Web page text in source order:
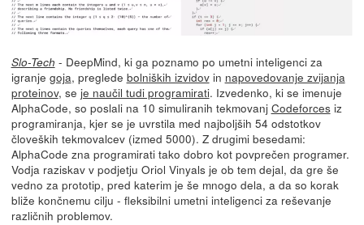
Slo-Tech - DeepMind, ki ga poznamo po umetni inteligenci za
igranje goja, preglede bolniških izvidovin napovedovanje zvijanja
proteinov, se je naučil tudi programirati. Izvedenko, ki se imenuje
AlphaCode, so poslali na 10 simuliranih tekmovanj Codeforcesiz
programiranja, kjer se je uvrstila med najboljših 54 odstotkov
človeških tekmovalcev (izmed 5000). Z drugimi besedami:
AlphaCode zna programirati tako dobro kot povprečen programer.
Vodja raziskav v podjetju Oriol Vinyals je ob tem dejal, da gre še
vedno za prototip, pred katerim je še mnogo dela, a da so korak
bliže končnemu cilju - fleksibilni umetni inteligenci za reševanje
različnih problemov.